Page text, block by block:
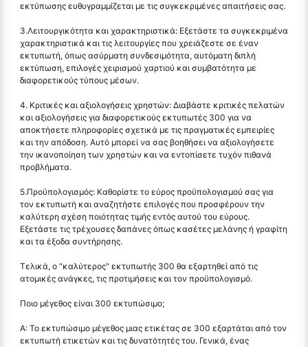
εκτύπωσης ευθυγραμμίζεται με τις συγκεκριμένες απαιτήσεις σας.
3.Λειτουργικότητα και χαρακτηριστικά: Εξετάστε τα συγκεκριμένα
χαρακτηριστικά και τις λειτουργίες που χρειάζεστε σε έναν
εκτυπωτή, όπως ασύρματη συνδεσιμότητα, αυτόματη διπλή
εκτύπωση, επιλογές χειρισμού χαρτιού και συμβατότητα με
διαφορετικούς τύπους μέσων.
4. Κριτικές και αξιολογήσεις χρηστών: Διαβάστε κριτικές πελατών
και αξιολογήσεις για διαφορετικούς εκτυπωτές 300 για να
αποκτήσετε πληροφορίες σχετικά με τις πραγματικές εμπειρίες
και την απόδοση. Αυτό μπορεί να σας βοηθήσει να αξιολογήσετε
την ικανοποίηση των χρηστών και να εντοπίσετε τυχόν πιθανά
προβλήματα.
5.Προϋπολογισμός: Καθορίστε το εύρος προϋπολογισμού σας για
τον εκτυπωτή και αναζητήστε επιλογές που προσφέρουν την
καλύτερη σχέση ποιότητας τιμής εντός αυτού του εύρους.
Εξετάστε τις τρέχουσες δαπάνες όπως κασέτες μελάνης ή γραφίτη
και τα έξοδα συντήρησης.
Τελικά, ο "καλύτερος" εκτυπωτής 300 θα εξαρτηθεί από τις
ατομικές ανάγκες, τις προτιμήσεις και τον προϋπολογισμό.
Ποιο μέγεθος είναι 300 εκτυπώσιμο;
Α: Το εκτυπώσιμο μέγεθος μιας ετικέτας σε 300 εξαρτάται από τον
εκτυπωτή ετικετών και τις δυνατότητές του. Γενικά, ένας